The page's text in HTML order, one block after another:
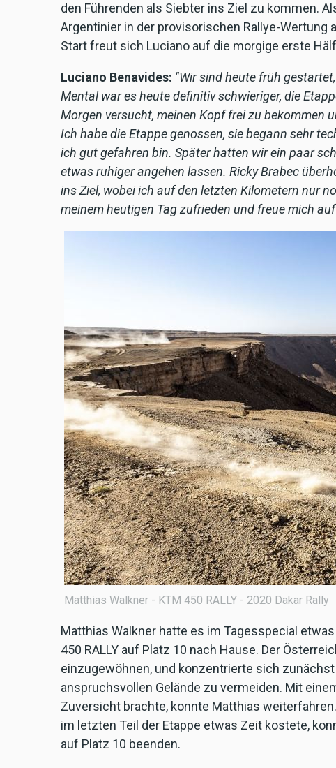
den Führenden als Siebter ins Ziel zu kommen.
Argentinier in der provisorischen Rallye-Wertung
Start freut sich Luciano auf die morgige erste
Luciano Benavides: "Wir sind heute früh
Mental war es heute definitiv schwieriger, die
Morgen versucht, meinen Kopf frei zu bekommen
Ich habe die Etappe genossen, sie begann sehr
ich gut gefahren bin. Später hatten wir ein paar
etwas ruhiger angehen lassen. Ricky Brabec
ins Ziel, wobei ich auf den letzten Kilometern nur
meinem heutigen Tag zufrieden und freue mich
Matthias Walkner - KTM 450 RALLY - 2020 Dakar Rally
Matthias Walkner hatte es im Tagesspecial
450 RALLY auf Platz 10 nach Hause. Der
einzugewöhnen, und konzentrierte sich
anspruchsvollen Gelände zu vermeiden. Mit
Zuversicht brachte, konnte Matthias
im letzten Teil der Etappe etwas Zeit kostete,
auf Platz 10 beenden.